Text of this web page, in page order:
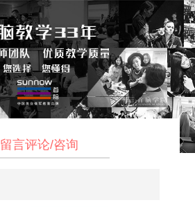
留言评论/咨询